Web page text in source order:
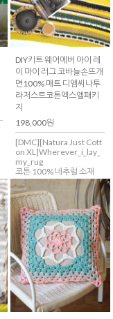
DIY키트 웨어에버 아이 레
이 마이 러그 코바늘손뜨개
면100% 매트 디엠씨나투
라저스트코튼엑스엘패키
지
198,000원
[DMC][Natura Just Cott
on XL]Wherever_i_lay_
my_rug
코튼 100% 네추럴 소재